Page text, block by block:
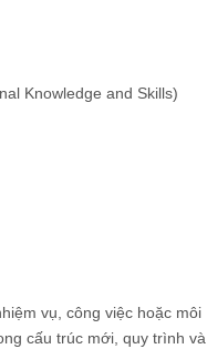
Knowledge and Skills)
vụ, công việc hoặc môi
cấu trúc mới, quy trình và